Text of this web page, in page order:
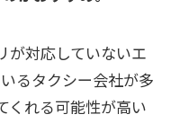
が対応していないエ
るタクシー会社が多
くれる可能性が高い